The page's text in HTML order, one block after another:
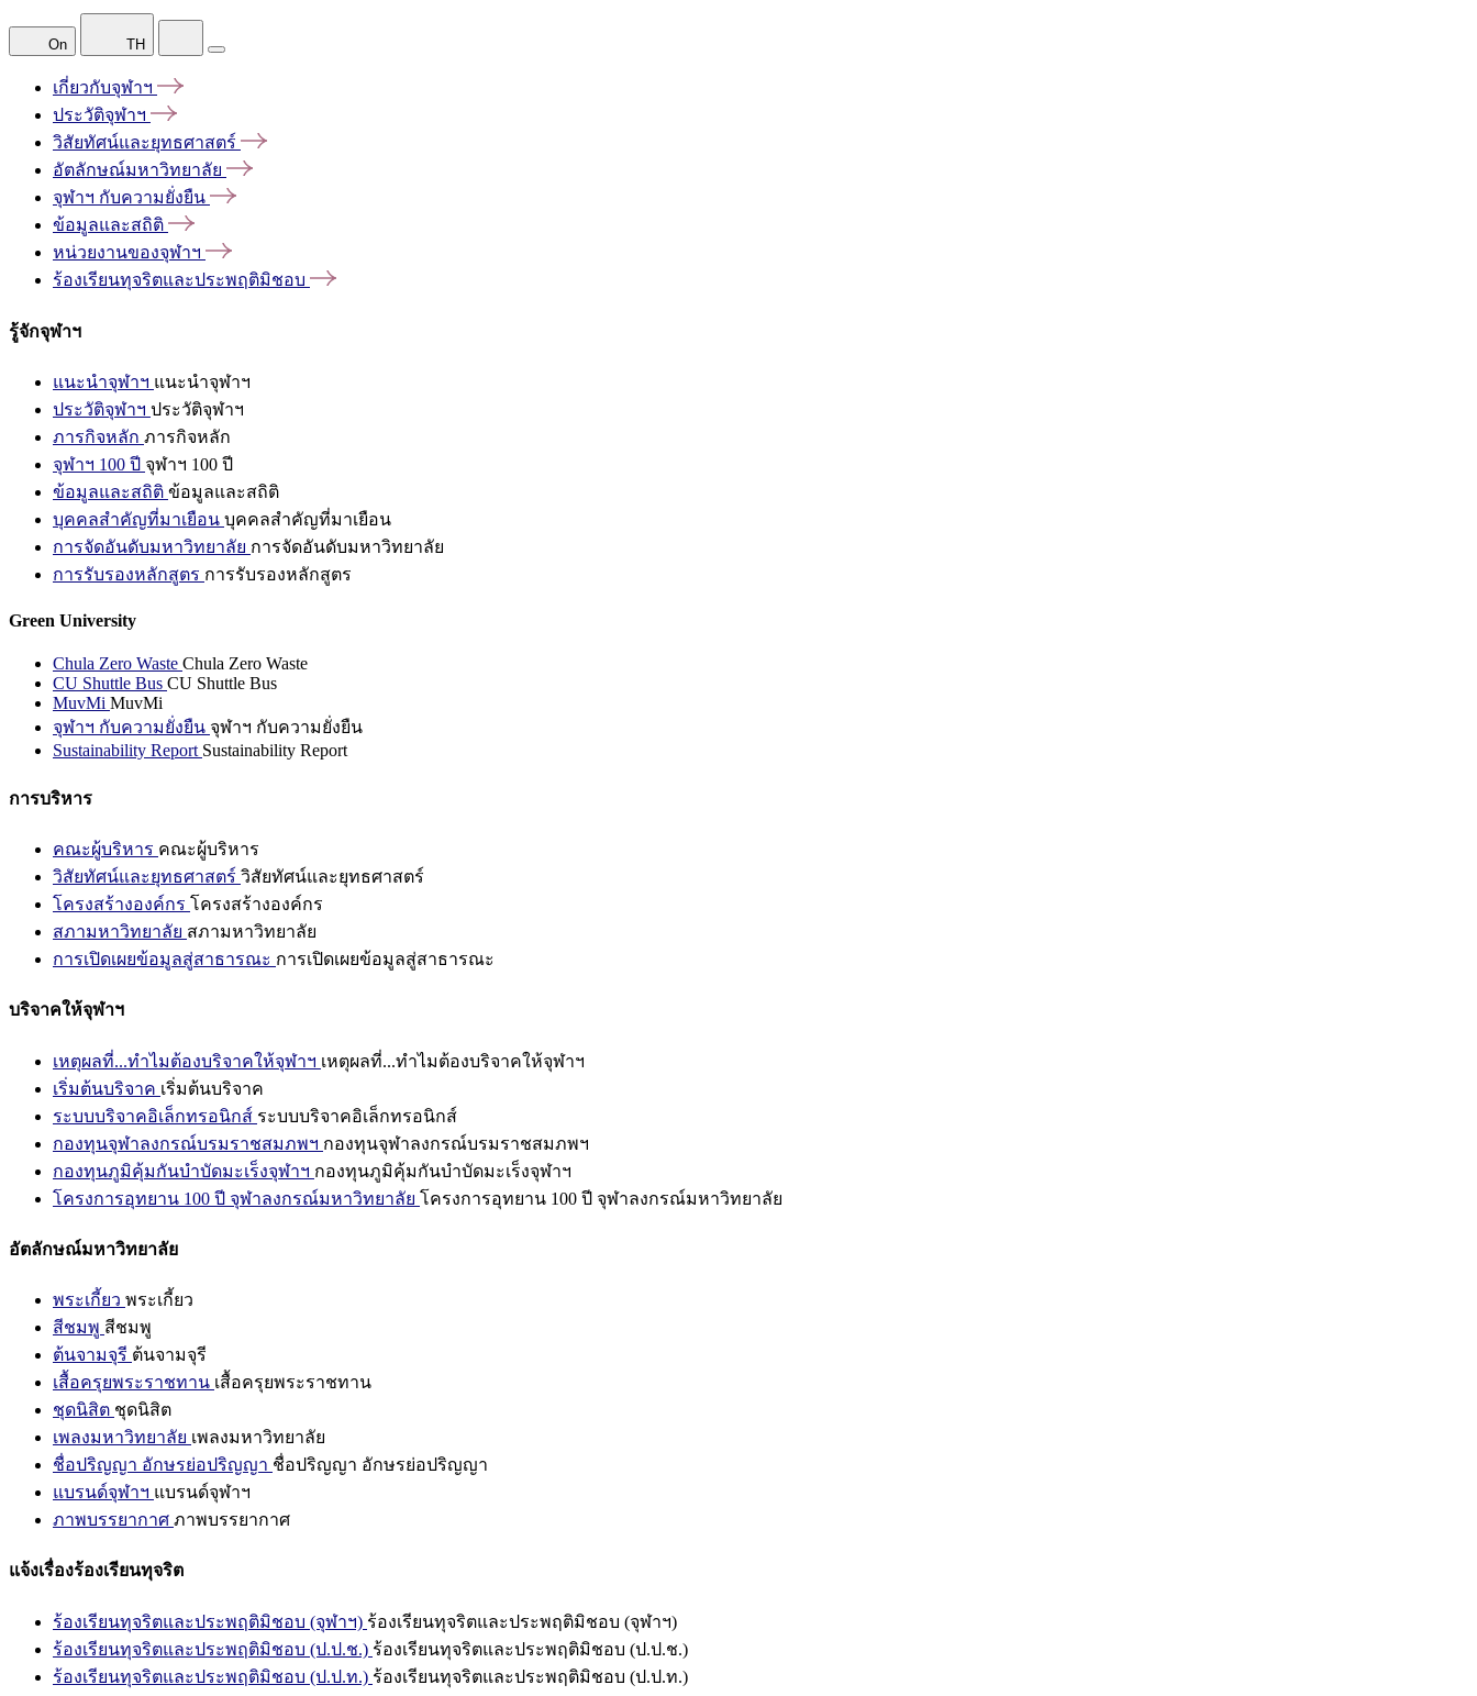
On TH
เกี่ยวกับจุฬาฯ
ประวัติจุฬาฯ
วิสัยทัศน์และยุทธศาสตร์
อัตลักษณ์มหาวิทยาลัย
จุฬาฯ กับความยั่งยืน
ข้อมูลและสถิติ
หน่วยงานของจุฬาฯ
ร้องเรียนทุจริตและประพฤติมิชอบ
รู้จักจุฬาฯ
แนะนำจุฬาฯ แนะนำจุฬาฯ
ประวัติจุฬาฯ ประวัติจุฬาฯ
ภารกิจหลัก ภารกิจหลัก
จุฬาฯ 100 ปี จุฬาฯ 100 ปี
ข้อมูลและสถิติ ข้อมูลและสถิติ
บุคคลสำคัญที่มาเยือน บุคคลสำคัญที่มาเยือน
การจัดอันดับมหาวิทยาลัย การจัดอันดับมหาวิทยาลัย
การรับรองหลักสูตร การรับรองหลักสูตร
Green University
Chula Zero Waste Chula Zero Waste
CU Shuttle Bus CU Shuttle Bus
MuvMi MuvMi
จุฬาฯ กับความยั่งยืน จุฬาฯ กับความยั่งยืน
Sustainability Report Sustainability Report
การบริหาร
คณะผู้บริหาร คณะผู้บริหาร
วิสัยทัศน์และยุทธศาสตร์ วิสัยทัศน์และยุทธศาสตร์
โครงสร้างองค์กร โครงสร้างองค์กร
สภามหาวิทยาลัย สภามหาวิทยาลัย
การเปิดเผยข้อมูลสู่สาธารณะ การเปิดเผยข้อมูลสู่สาธารณะ
บริจาคให้จุฬาฯ
เหตุผลที่...ทำไมต้องบริจาคให้จุฬาฯ เหตุผลที่...ทำไมต้องบริจาคให้จุฬาฯ
เริ่มต้นบริจาค เริ่มต้นบริจาค
ระบบบริจาคอิเล็กทรอนิกส์ ระบบบริจาคอิเล็กทรอนิกส์
กองทุนจุฬาลงกรณ์บรมราชสมภพฯ กองทุนจุฬาลงกรณ์บรมราชสมภพฯ
กองทุนภูมิคุ้มกันบำบัดมะเร็งจุฬาฯ กองทุนภูมิคุ้มกันบำบัดมะเร็งจุฬาฯ
โครงการอุทยาน 100 ปี จุฬาลงกรณ์มหาวิทยาลัย โครงการอุทยาน 100 ปี จุฬาลงกรณ์มหาวิทยาลัย
อัตลักษณ์มหาวิทยาลัย
พระเกี้ยว พระเกี้ยว
สีชมพู สีชมพู
ต้นจามจุรี ต้นจามจุรี
เสื้อครุยพระราชทาน เสื้อครุยพระราชทาน
ชุดนิสิต ชุดนิสิต
เพลงมหาวิทยาลัย เพลงมหาวิทยาลัย
ชื่อปริญญา อักษรย่อปริญญา ชื่อปริญญา อักษรย่อปริญญา
แบรนด์จุฬาฯ แบรนด์จุฬาฯ
ภาพบรรยากาศ ภาพบรรยากาศ
แจ้งเรื่องร้องเรียนทุจริต
ร้องเรียนทุจริตและประพฤติมิชอบ (จุฬาฯ) ร้องเรียนทุจริตและประพฤติมิชอบ (จุฬาฯ)
ร้องเรียนทุจริตและประพฤติมิชอบ (ป.ป.ช.) ร้องเรียนทุจริตและประพฤติมิชอบ (ป.ป.ช.)
ร้องเรียนทุจริตและประพฤติมิชอบ (ป.ป.ท.) ร้องเรียนทุจริตและประพฤติมิชอบ (ป.ป.ท.)